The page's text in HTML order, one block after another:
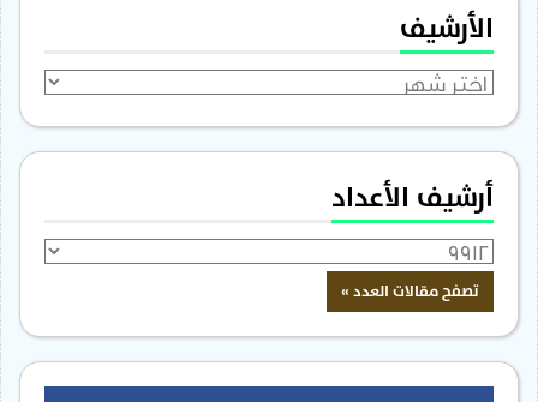
الأرشيف
الأرشيف
أرشيف الأعداد